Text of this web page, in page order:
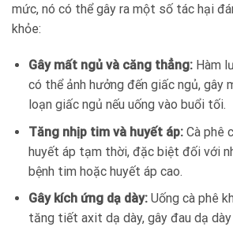
mức, nó có thể gây ra một số tác hại
khỏe:
Gây mất ngủ và căng thẳng:Hàm
có thể ảnh hưởng đến giấc ngủ, gây
loạn giấc ngủ nếu uống vào buổi tối.
Tăng nhịp tim và huyết áp:Cà phê
huyết áp tạm thời, đặc biệt đối với
bệnh tim hoặc huyết áp cao.
Gây kích ứng dạ dày:Uống cà phê
tăng tiết axit dạ dày, gây đau dạ